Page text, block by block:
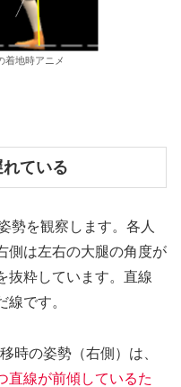
着地時アニメ
ている
勢を観察します。各人
側は左右の大腿の角度が
抜粋しています。直線
です。
時の姿勢（右側）は、
直線が前傾しているた